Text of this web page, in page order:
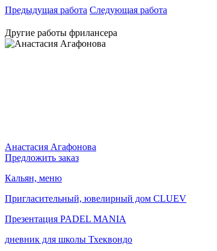
Предыдущая работа Следующая работа
Другие работы фрилансера
Анастасия Агафонова
Предложить заказ
Кальян, меню
Пригласительный, ювелирный дом CLUEV
Презентация PADEL MANIA
дневник для школы Тхеквондо